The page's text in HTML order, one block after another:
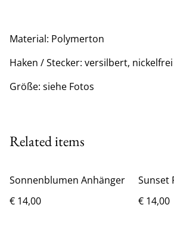
Material: Polymerton
Haken / Stecker: versilbert, nickelfrei
Größe: siehe Fotos
Related items
Sonnenblumen Anhänger
€ 14,00
Sunset
€ 14,00